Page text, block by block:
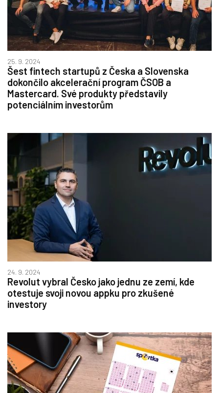
25. 9. 2024
Šest fintech startupů z Česka a Slovenska
dokončilo akcelerační program ČSOB a
Mastercard. Své produkty představily
potenciálním investorům
24. 9. 2024
Revolut vybral Česko jako jednu ze zemí, kde
otestuje svoji novou appku pro zkušené
investory